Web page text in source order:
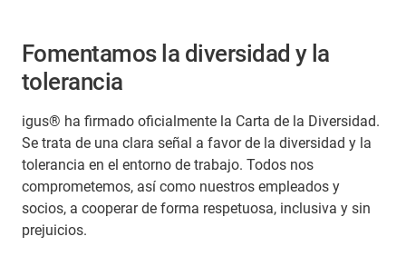
Fomentamos la diversidad y la
tolerancia
igus® ha firmado oficialmente la Carta de la Diversidad.
Se trata de una clara señal a favor de la diversidad y la
tolerancia en el entorno de trabajo. Todos nos
comprometemos, así como nuestros empleados y
socios, a cooperar de forma respetuosa, inclusiva y sin
prejuicios.